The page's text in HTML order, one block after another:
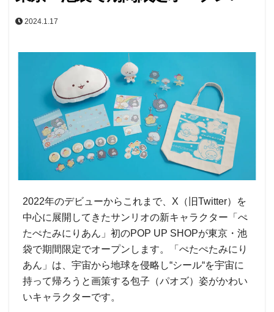
2024.1.17
2022年のデビューからこれまで、X（旧Twitter）を
中心に展開してきたサンリオの新キャラクター「ぺ
たぺたみにりあん」初のPOP UP SHOPが東京・池
袋で期間限定でオープンします。「ぺたぺたみにり
あん」は、宇宙から地球を侵略し“シール“を宇宙に
持って帰ろうと画策する包子（パオズ）姿がかわい
いキャラクターです。